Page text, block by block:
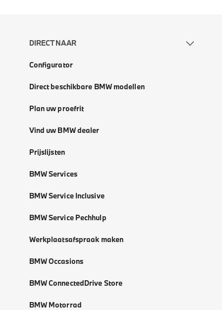
DIRECT NAAR
Configurator
Direct beschikbare BMW modellen
Plan uw proefrit
Vind uw BMW dealer
Prijslijsten
BMW Services
BMW Service Inclusive
BMW Service Pechhulp
Werkplaatsafspraak maken
BMW Occasions
BMW ConnectedDrive Store
BMW Motorrad